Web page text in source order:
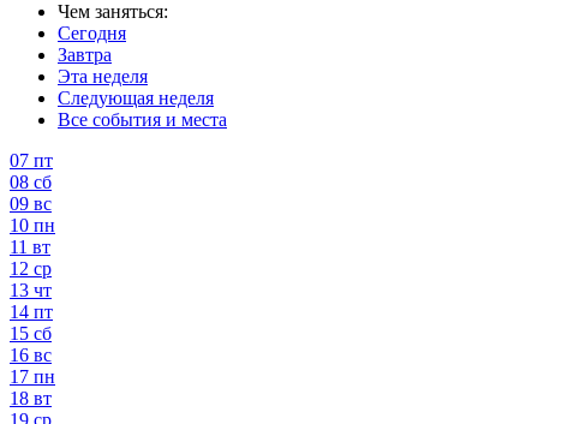
Чем заняться:
Сегодня
Завтра
Эта неделя
Следующая неделя
Все события и места
07 пт
08 сб
09 вс
10 пн
11 вт
12 ср
13 чт
14 пт
15 сб
16 вс
17 пн
18 вт
19 ср